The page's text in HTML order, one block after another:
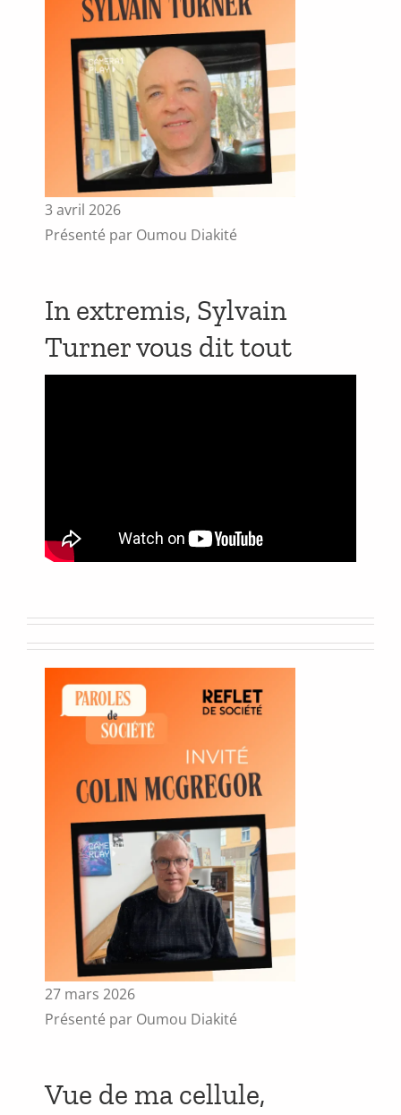
3 avril 2026
Présenté par Oumou Diakité
In extremis, Sylvain
Turner vous dit tout
27 mars 2026
Présenté par Oumou Diakité
Vue de ma cellule,